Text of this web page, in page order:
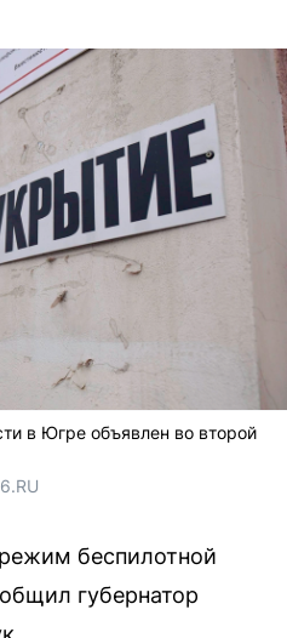
в Югре объявлен во второй
беспилотной
губернатор